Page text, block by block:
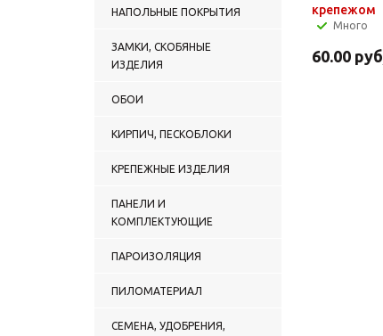
НАПОЛЬНЫЕ ПОКРЫТИЯ
ЗАМКИ, СКОБЯНЫЕ
ИЗДЕЛИЯ
ОБОИ
КИРПИЧ, ПЕСКОБЛОКИ
КРЕПЕЖНЫЕ ИЗДЕЛИЯ
ПАНЕЛИ И
КОМПЛЕКТУЮЩИЕ
ПАРОИЗОЛЯЦИЯ
ПИЛОМАТЕРИАЛ
СЕМЕНА, УДОБРЕНИЯ,
крепежом
Много
60.00 руб